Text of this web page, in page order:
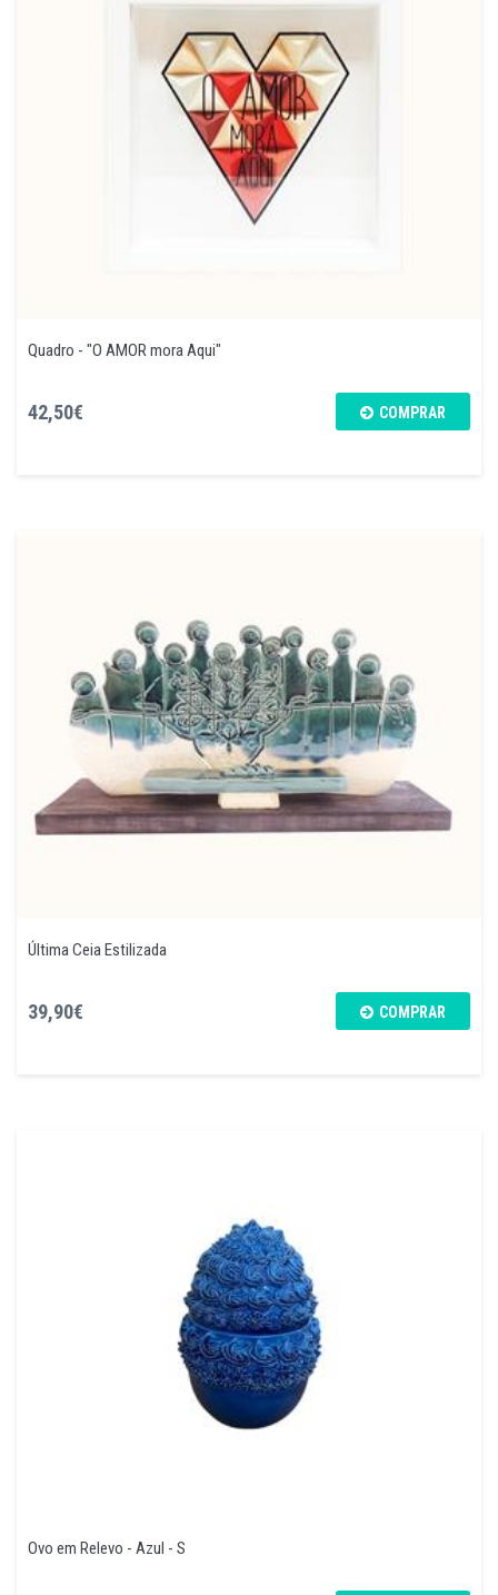
Quadro - "O AMOR mora Aqui"
42,50€ COMPRAR
Última Ceia Estilizada
39,90€ COMPRAR
Ovo em Relevo - Azul - S